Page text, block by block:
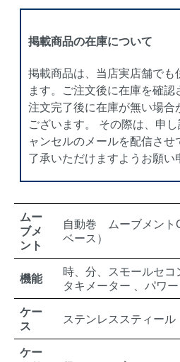
掲載商品の在庫について
掲載商品は、当店実店舗でも
ます。ご注文後に在庫を確
注文完了後に在庫が無い場
ございます。 その際は、申
ャンセルのメールを配信さ
了承いただけますようお願い
ムー
ブメ
ント
自動巻 ムーブメント
ベース）
機能
時、分、スモールセコ
タキメーター 、パワ
ケー
ス
ステンレススティール
ケー